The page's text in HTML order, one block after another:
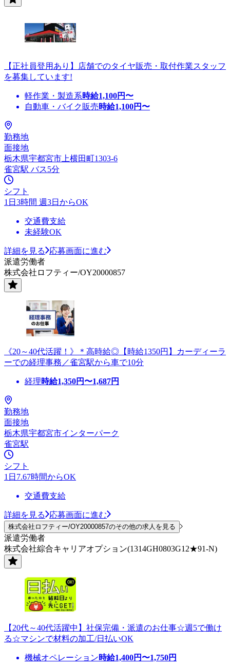
【正社員登用あり】店舗でのタイヤ販売・取付作業スタッフ
を募集しています!
軽作業・製造系時給1,100円〜
自動車・バイク販売時給1,100円〜
勤務地
面接地
栃木県宇都宮市上横田町1303-6
雀宮駅 バス5分
シフト
1日3時間 週3日からOK
交通費支給
未経験OK
詳細を見る
応募画面に進む
派遣労働者
株式会社ロフティー/OY20000857
《20～40代活躍！》＊高時給◎【時給1350円】カーディーラ
ーでの経理事務／雀宮駅から車で10分
経理時給1,350円〜1,687円
勤務地
面接地
栃木県宇都宮市インターパーク
雀宮駅
シフト
1日7.67時間からOK
交通費支給
詳細を見る 応募画面に進む
株式会社ロフティー/OY20000857のその他の求人を見る
派遣労働者
株式会社綜合キャリアオプション(1314GH0803G12★91-N)
【20代～40代活躍中】社保完備・派遣のお仕事☆週5で働け
る☆マシンで材料の加工/日払いOK
機械オペレーション時給1,400円〜1,750円